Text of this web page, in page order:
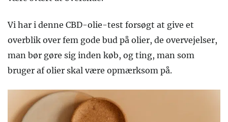
Vi har i denne CBD-olie-test forsøgt at give et
overblik over fem gode bud på olier, de overvejelser,
man bør gøre sig inden køb, og ting, man som
bruger af olier skal være opmærksom på.